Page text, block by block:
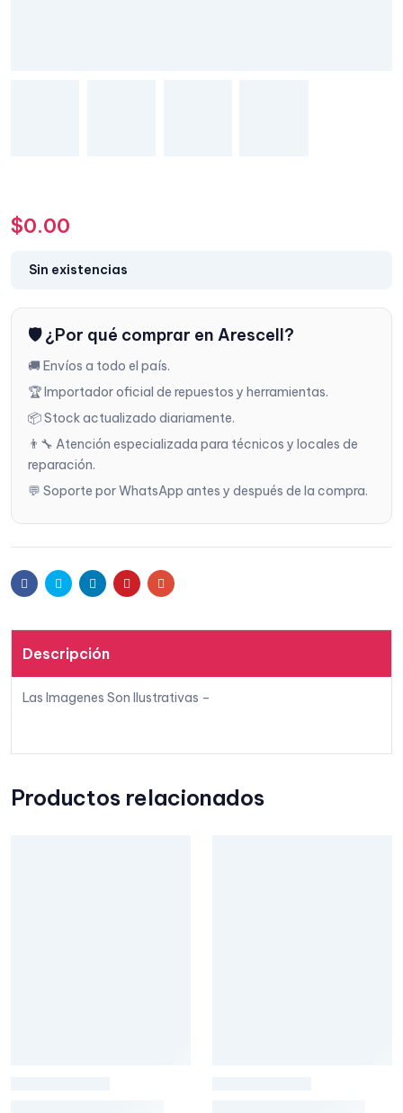
$0.00
Sin existencias
🛡️ ¿Por qué comprar en Arescell?
🚚 Envíos a todo el país.
🏆 Importador oficial de repuestos y herramientas.
📦 Stock actualizado diariamente.
👨‍🔧 Atención especializada para técnicos y locales de
reparación.
💬 Soporte por WhatsApp antes y después de la compra.
FacebookTwitter LinkedinPinterestEmail
Descripción
Las Imagenes Son Ilustrativas –
Productos relacionados